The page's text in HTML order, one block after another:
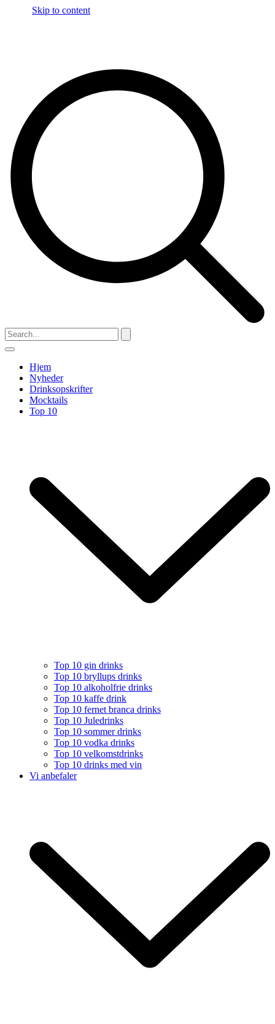
Skip to content
Hjem
Nyheder
Drinksopskrifter
Mocktails
Top 10
Top 10 gin drinks
Top 10 bryllups drinks
Top 10 alkoholfrie drinks
Top 10 kaffe drink
Top 10 fernet branca drinks
Top 10 Juledrinks
Top 10 sommer drinks
Top 10 vodka drinks
Top 10 velkomstdrinks
Top 10 drinks med vin
Vi anbefaler